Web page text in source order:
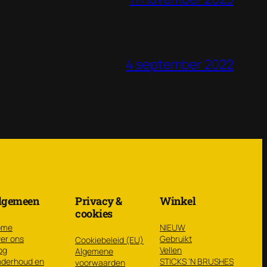
4 september 2022
ons
en
Privacy &
cookies
Cookiebeleid (EU)
Algemene
voorwaarden
Winkel
NIEUW
Gebruikt
Vellen
STICKS ‘N BRUSHES